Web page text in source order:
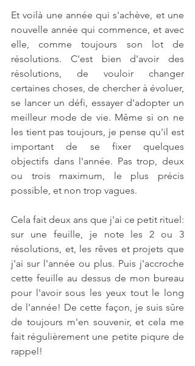
Et voilà une année qui s'achève, et une
nouvelle année qui commence, et avec
elle, comme toujours son lot de
résolutions. C'est bien d'avoir des
résolutions, de vouloir changer
certaines choses, de chercher à évoluer,
se lancer un défi, essayer d'adopter un
meilleur mode de vie. Même si on ne
les tient pas toujours, je pense qu'il est
important de se fixer quelques
objectifs dans l'année. Pas trop, deux
ou trois maximum, le plus précis
possible, et non trop vagues.
Cela fait deux ans que j'ai ce petit rituel:
sur une feuille, je note les 2 ou 3
résolutions, et, les rêves et projets que
j'ai sur l'année ou plus. Puis j'accroche
cette feuille au dessus de mon bureau
pour l'avoir sous les yeux tout le long
de l'année! De cette façon, je suis sûre
de toujours m'en souvenir, et cela me
fait régulièrement une petite piqure de
rappel!